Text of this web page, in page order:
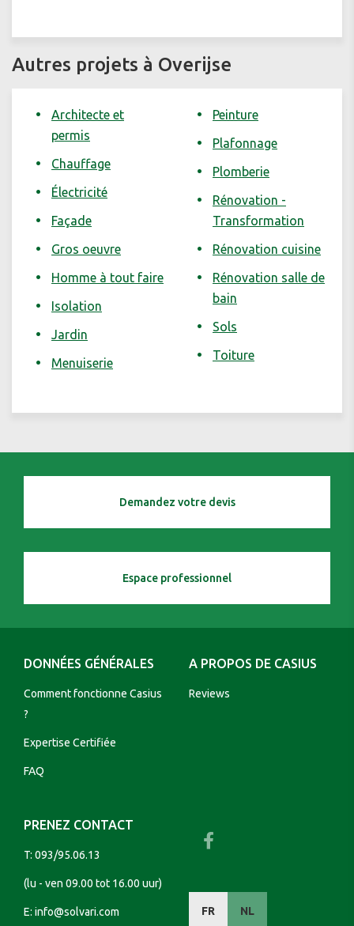
Autres projets à Overijse
Architecte et
permis
Chauffage
Électricité
Façade
Gros oeuvre
Homme à tout faire
Isolation
Jardin
Menuiserie
Peinture
Plafonnage
Plomberie
Rénovation -
Transformation
Rénovation cuisine
Rénovation salle de
bain
Sols
Toiture
Demandez votre devis
Espace professionnel
DONNÉES GÉNÉRALES
Comment fonctionne Casius
?
Expertise Certifiée
FAQ
A PROPOS DE CASIUS
Reviews
PRENEZ CONTACT
T: 093/95.06.13
(lu - ven 09.00 tot 16.00 uur)
E: info@solvari.com FR NL